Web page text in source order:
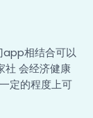
app相结合可以
社 会经济健康
定的程度上可